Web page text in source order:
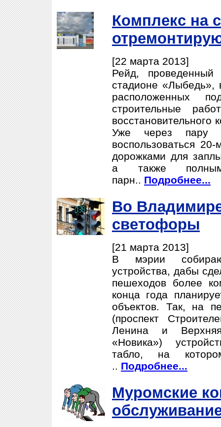
Комплекс на
[22 марта 2013]
Рейд, проведенный
стадионе «Лыбедь»,
расположенных
строительные
восстановительного
Уже через пару
воспользоваться
дорожками для
а также
парн.. Подробнее...
Во
светофоры
[21 марта 2013]
В мэрии
устройства, дабы
пешеходов более
конца года
объектов. Так, на
(проспект
Ленина и
«Новика»)
табло, на
.. Подробнее...
Муромские